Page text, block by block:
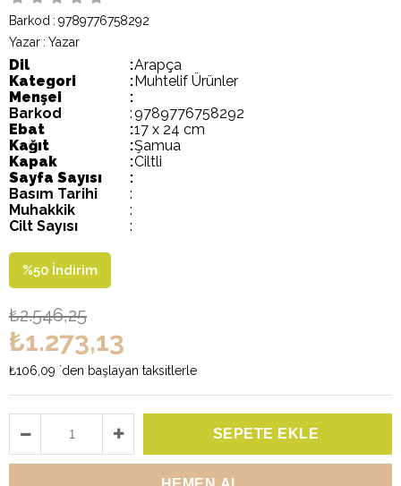
Barkod : 9789776758292
Yazar : Yazar
Dil :Arapça
Kategori
:Muhtelif Ürünler
Menşei
:
Barkod
:9789776758292
Ebat
:17 x 24 cm
Kağıt
:Şamua
Kapak
:Ciltli
Sayfa Sayısı
:
Basım Tarihi
:
Muhakkik
:
Cilt Sayısı
:
%50 İndirim
₺2.546,25
₺1.273,13
₺106,09 `den başlayan taksitlerle